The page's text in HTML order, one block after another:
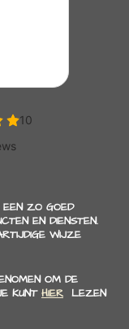
ZO GOED
EN DIENSTEN.
WIJZE
OM DE
KUNT HIER LEZEN